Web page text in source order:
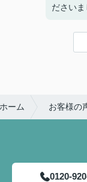
ださいま
ーム お客様の
0120-